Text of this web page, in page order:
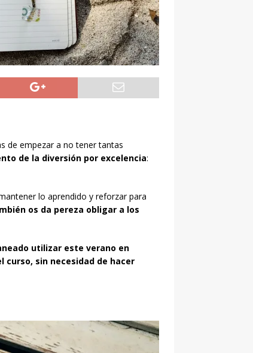
de empezar a no tener tantas
de la diversión por excelencia:
lo aprendido y reforzar para
os da pereza obligar a los
utilizar este verano en
sin necesidad de hacer